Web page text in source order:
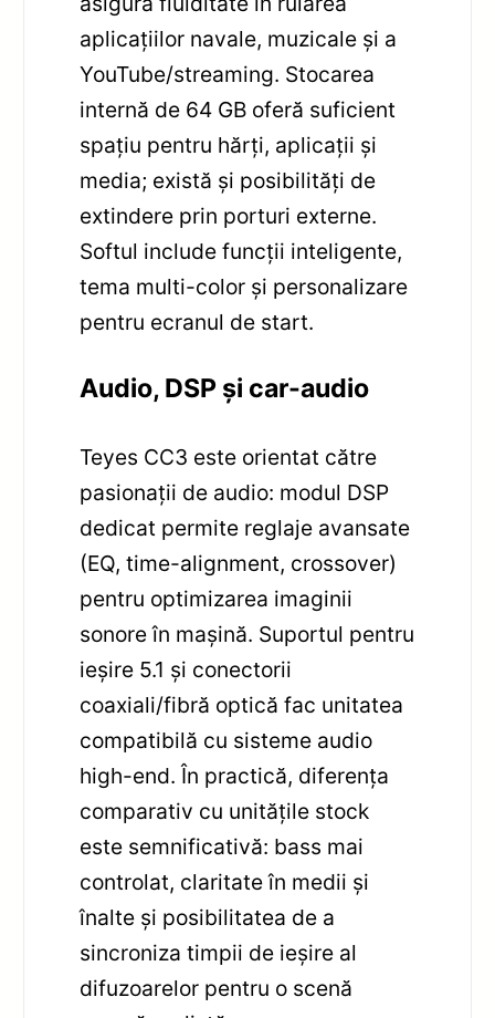
aplicațiilor navale, muzicale și a
YouTube/streaming. Stocarea
internă de 64 GB oferă suficient
spațiu pentru hărți, aplicații și
media; există și posibilități de
extindere prin porturi externe.
Softul include funcții inteligente,
tema multi-color și personalizare
pentru ecranul de start.
Audio, DSP și car-audio
Teyes CC3 este orientat către
pasionații de audio: modul DSP
dedicat permite reglaje avansate
(EQ, time-alignment, crossover)
pentru optimizarea imaginii
sonore în mașină. Suportul pentru
ieșire 5.1 și conectorii
coaxiali/fibră optică fac unitatea
compatibilă cu sisteme audio
high-end. În practică, diferența
comparativ cu unitățile stock
este semnificativă: bass mai
controlat, claritate în medii și
înalte și posibilitatea de a
sincroniza timpii de ieșire al
difuzoarelor pentru o scenă